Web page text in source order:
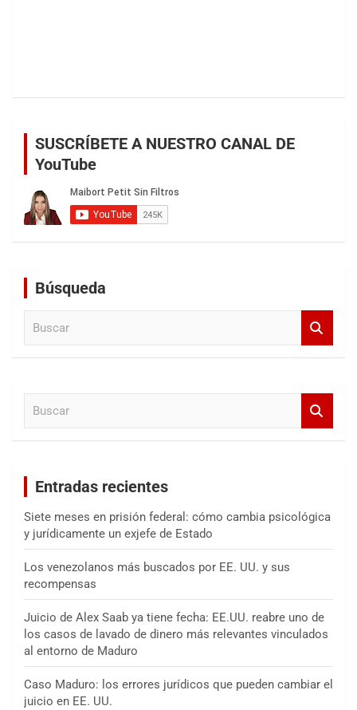
SUSCRÍBETE A NUESTRO CANAL DE
YouTube
Búsqueda
Entradas recientes
Siete meses en prisión federal: cómo cambia psicológica
y jurídicamente un exjefe de Estado
Los venezolanos más buscados por EE. UU. y sus
recompensas
Juicio de Alex Saab ya tiene fecha: EE.UU. reabre uno de
los casos de lavado de dinero más relevantes vinculados
al entorno de Maduro
Caso Maduro: los errores jurídicos que pueden cambiar el
juicio en EE. UU.